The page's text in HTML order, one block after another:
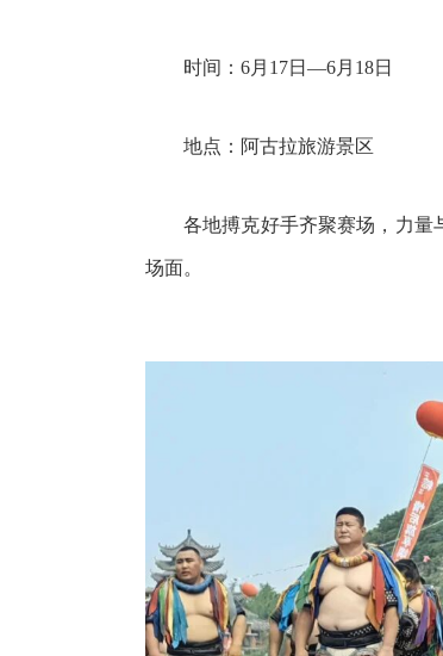
时间：6月17日—6月18日
地点：阿古拉旅游景区
各地搏克好手齐聚赛场，力量
场面。